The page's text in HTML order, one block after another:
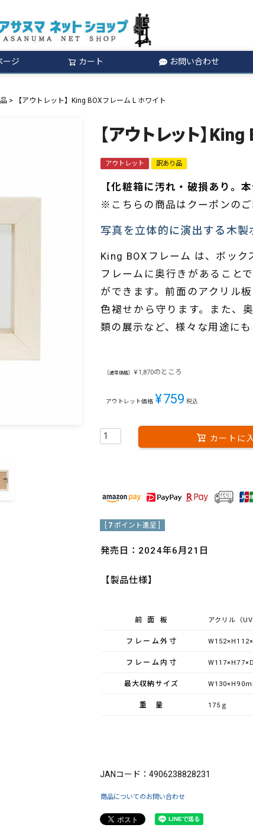
ージ カート お問い合わせ
検索
【アウトレット】King BOXフレーム L ホワイト
【アウトレット】
アウトレット 訳あり品
【化粧箱に汚れ・破損あり。
※こちらの商品はクーポンのご
写真を立体的に演出する木製
King BOXフレーム は、ボック
フレームに奥行きがあること
ができます。前面のアクリル
色褪せから守ります。また、
類の展示など、様々な用途にも
［通常価格］ ¥ 1,870のところ
アウトレット価格 ¥759 税込
カートに
7 ポイント進呈 ]
発売日：2024年6月21日
【製品仕様】
前面板 アクリル（UV
フレーム外寸
フレーム内寸
最大収納サイズ W130×H90ｍ
重量 175ｇ
JANコード：4906238828231
商品についてのお問い合わせ